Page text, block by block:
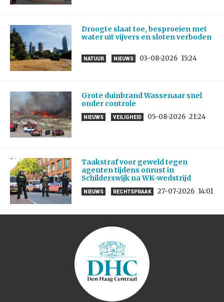
Droogte slaat toe, besproeien met
water uit vijvers en sloten verboden
NATUUR NIEUWS 03-08-2026 15:24
Grote duinbrand Wassenaar snel
onder controle
NIEUWS VEILIGHEID 05-08-2026 21:24
Taakstraf voor geweld tegen
agenten tijdens onrust in
Schilderswijk na WK-wedstrijd
NIEUWS RECHTSPRAAK 27-07-2026 14:01